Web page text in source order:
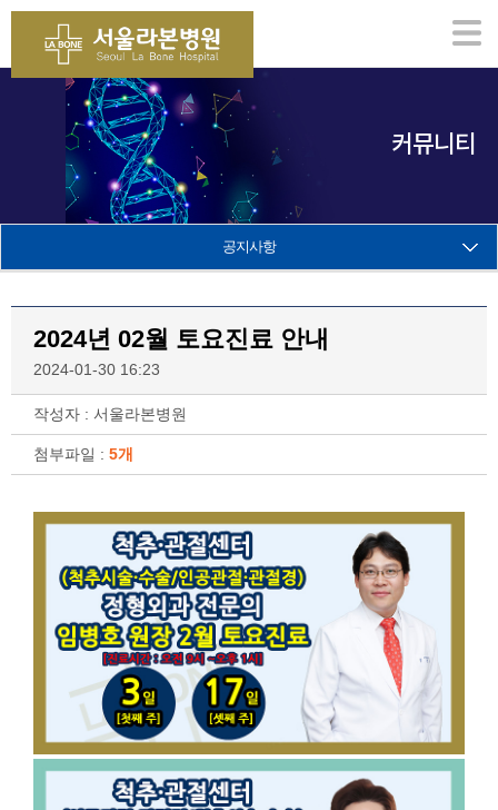
커뮤니티
공지사항
2024년 02월 토요진료 안내
2024-01-30 16:23
작성자 : 서울라본병원
첨부파일 : 5개